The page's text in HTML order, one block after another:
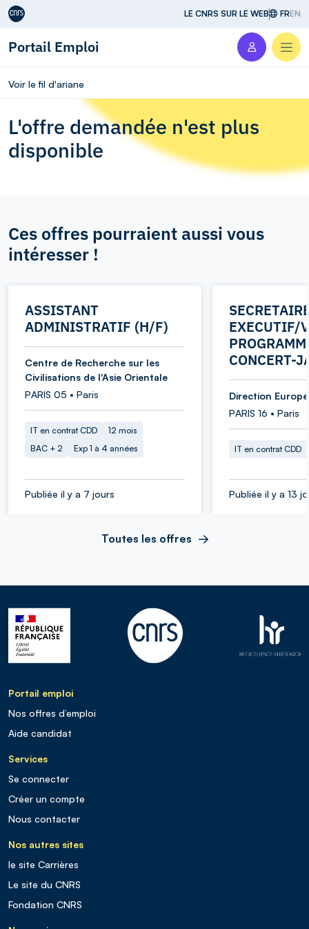
Aller au contenu LE CNRS SUR LE WEB FREN
Portail Emploi
Voir le fil d'ariane
L'offre demandée n'est plus
disponible
Ces offres pourraient aussi vous
intéresser !
ASSISTANT
ADMINISTRATIF (H/F)
Centre de Recherche sur les
Civilisations de l'Asie Orientale
PARIS 05 • Paris
IT en contrat CDD
12 mois
BAC + 2
Exp 1 à 4 années
Publiée il y a 7 jours
EXECUTIF/
CONCERT-
Direction
PARIS 16 • Paris
IT en contrat CDD
Publiée il y a 13
Toutes les offres
Portail emploi
Nos offres d’emploi
Aide candidat
Services
Se connecter
Créer un compte
Nous contacter
Nos autres sites
le site Carrières
Le site du CNRS
Fondation CNRS